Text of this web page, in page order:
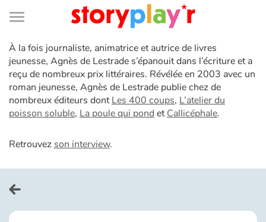
Connexion
Bibliothèque
de
Menu
Je me connecte
Tester gratuitement
Bibliothèque
Accueil
À la fois journaliste, animatrice et autrice de livres
jeunesse, Agnès de Lestrade s’épanouit dans l’écriture et a
reçu de nombreux prix littéraires. Révélée en 2003 avec un
roman jeunesse, Agnès de Lestrade publie chez de
nombreux éditeurs dontLes 400 coups, L’atelier du
poisson soluble, La poule qui pond etCallicéphale.
Retrouvezson interview.